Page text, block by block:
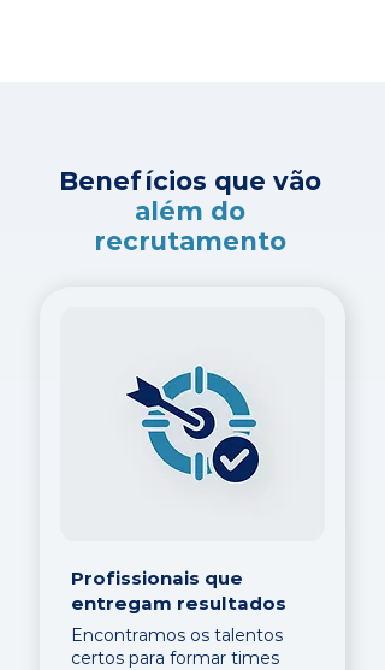
Benefícios que vão
além do
recrutamento
Profissionais que
entregam resultados
Encontramos os talentos
certos para formar times